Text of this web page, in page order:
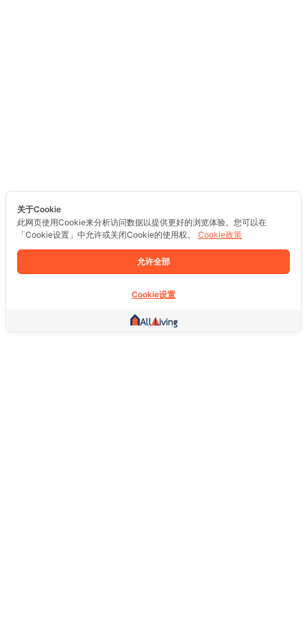
关于Cookie
此网页使用Cookie来分析访问数据以提供更好的浏览体验。您可以在
「Cookie设置」中允许或关闭Cookie的使用权。
Cookie政策
允许全部
Cookie设置